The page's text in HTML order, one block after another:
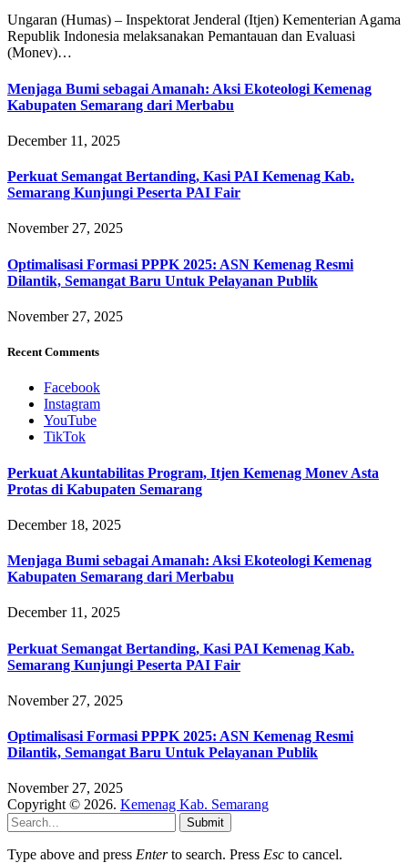
Ungaran (Humas) – Inspektorat Jenderal (Itjen) Kementerian Agama
Republik Indonesia melaksanakan Pemantauan dan Evaluasi
(Monev)…
Menjaga Bumi sebagai Amanah: Aksi Ekoteologi Kemenag
Kabupaten Semarang dari Merbabu
December 11, 2025
Perkuat Semangat Bertanding, Kasi PAI Kemenag Kab.
Semarang Kunjungi Peserta PAI Fair
November 27, 2025
Optimalisasi Formasi PPPK 2025: ASN Kemenag Resmi
Dilantik, Semangat Baru Untuk Pelayanan Publik
November 27, 2025
Recent Comments
Facebook
Instagram
YouTube
TikTok
Perkuat Akuntabilitas Program, Itjen Kemenag Monev Asta
Protas di Kabupaten Semarang
December 18, 2025
Menjaga Bumi sebagai Amanah: Aksi Ekoteologi Kemenag
Kabupaten Semarang dari Merbabu
December 11, 2025
Perkuat Semangat Bertanding, Kasi PAI Kemenag Kab.
Semarang Kunjungi Peserta PAI Fair
November 27, 2025
Optimalisasi Formasi PPPK 2025: ASN Kemenag Resmi
Dilantik, Semangat Baru Untuk Pelayanan Publik
November 27, 2025
Copyright © 2026. Kemenag Kab. Semarang
Submit
Type above and press Enterto search. Press Esc to cancel.